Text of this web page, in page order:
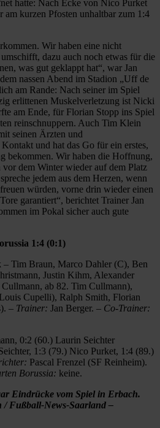
hatte: Nach Ecke von Nico Purket
am kurzen Pfosten unhaltbar zum 1:4
Wir haben eine nicht
dazu auch noch etwas für die
was gut geklappt hat“, war Jan
nassen Abend im Stadion „Uff de
am Rande: Nach seiner im Spiel
erlittenen Muskelverletzung ist Nicki
am Ende, für Florian Stopp ins Spiel
reinschnuppern. Auch Tim Klein
seinen Ärzten und
und hat das Go für ein erstes,
bekommen. Wir haben die Hoffnung,
dem Winter wieder auf dem Platz
jedem aus dem Herzen, wenn
würden, vorne drin wieder einen
garantiert“, berichtet Trainer Jan
im Pokal sicher auch gute
1:4 (0:1)
– Tim Braun, Marco Dahler (C), Ben
Justin Kihm, Alexander
ab 82. Tim Cullmann),
Cupelli), Ralph Smith, Florian
– Trainer: Jan Berger. – Co-Trainer:
0:2 (60.) Laurin Seichter
1:3 (79.) Nico Purket, 1:4 (89.)
Pascal Frenzel (SF Reinheim).
Borussia: keine.
Eindrücke vom Spiel in Erbach.
/ Fußball-News-Saarland –